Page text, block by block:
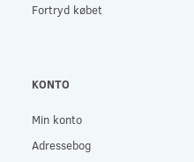
Fortryd købet
KONTO
Min konto
Adressebog